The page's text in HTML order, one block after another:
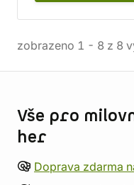
zobrazeno 1 - 8 z 8
Vše pro
her
Doprava zdarma